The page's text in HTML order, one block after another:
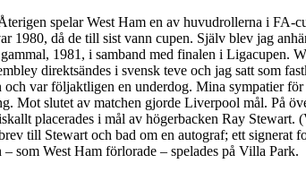
spelar West Ham en av huvudrollerna i FA-
1980, då de till sist vann cupen. Själv blev jag
1981, i samband med finalen i Ligacupen.
direktsändes i svensk teve och jag satt som
och var följaktligen en underdog. Mina sympatier
Mot slutet av matchen gjorde Liverpool mål. På
placerades i mål av högerbacken Ray Stewart.
till Stewart och bad om en autograf; ett signerat
– som West Ham förlorade – spelades på Villa Park.